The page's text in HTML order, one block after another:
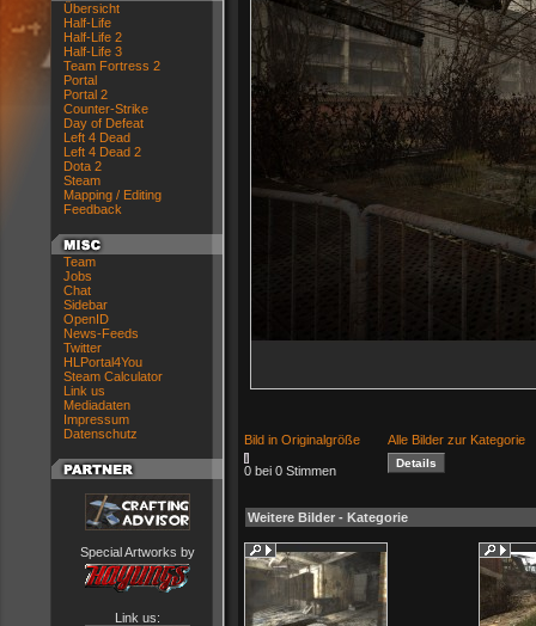
Übersicht
Half-Life
Half-Life 2
Half-Life 3
Team Fortress 2
Portal
Portal 2
Counter-Strike
Day of Defeat
Left 4 Dead
Left 4 Dead 2
Dota 2
Steam
Mapping / Editing
Feedback
Team
Jobs
Chat
Sidebar
OpenID
News-Feeds
Twitter
HLPortal4You
Steam Calculator
Link us
Mediadaten
Impressum
Datenschutz
Special Artworks by
Link us:
Bild in Originalgröße Alle Bilder zur Kategorie
0 bei 0 Stimmen
Weitere Bilder - Kategorie